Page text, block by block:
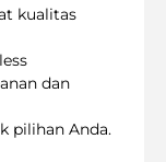
kualitas
dan
pilihan Anda.